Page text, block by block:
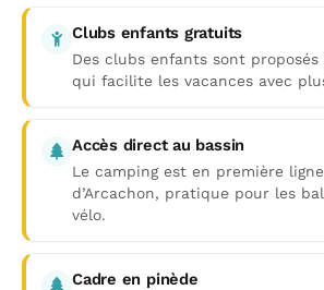
Clubs enfants gratuits
Des clubs enfants sont proposés
qui facilite les vacances avec
Accès direct au bassin
Le camping est en première
d’Arcachon, pratique pour les
vélo.
Cadre en pinède